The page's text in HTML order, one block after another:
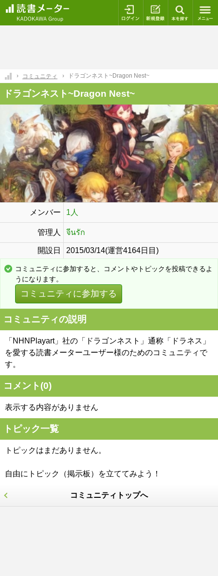
ログイン 新規登録
コミュニティ ドラゴンネスト~Dragon Nest~
ドラゴンネスト~Dragon Nest~
メンバー 1人
管理人 จีนรัก
開設日 2015/03/14(運営4164日目)
コミュニティに参加すると、コメントやトピックを投稿できるよ
うになります。
コミュニティに参加する
コミュニティの説明
「NHNPlayart」社の「ドラゴンネスト」通称「ドラネス」
を愛する読書メーターユーザー様のためのコミュニティで
す。
コメント(0)
表示する内容がありません
トピック一覧
トピックはまだありません。
自由にトピック（掲示板）を立ててみよう！
コミュニティトップへ